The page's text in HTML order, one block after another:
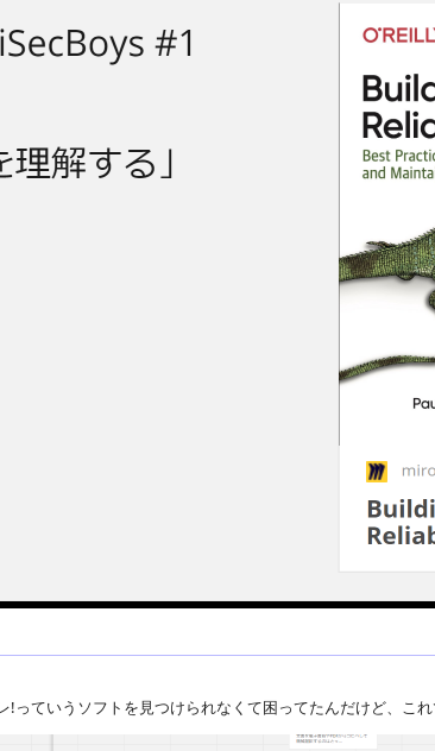
!っていうソフトを見つけられなくて困ってたんだけど、これ